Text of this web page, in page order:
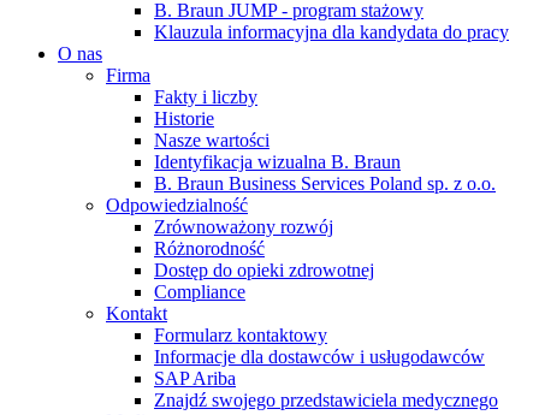
B. Braun JUMP - program stażowy
Klauzula informacyjna dla kandydata do pracy
O nas
Firma
Fakty i liczby
Historie
Nasze wartości
Identyfikacja wizualna B. Braun
B. Braun Business Services Poland sp. z o.o.
Odpowiedzialność
Zrównoważony rozwój
Różnorodność
Dostęp do opieki zdrowotnej
Compliance
Kontakt
Formularz kontaktowy
Informacje dla dostawców i usługodawców
SAP Ariba
Znajdź swojego przedstawiciela medycznego